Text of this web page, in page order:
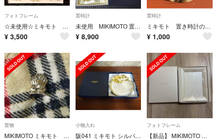
フォトフレーム
☆未使用☆ミキモト フォトフレーム
¥ 3,500
置時計
未使用 MIKIMOTO 置時計 パール付き
¥ 8,900
置時計
ミキモト 置き時計のムーブメント ジャンク品
¥ 1,000
置物
MIKIMOTO ミキモト パール真珠 ペーパースタンド 文鎮
小物入れ
阪041 ミキモト シルバートレー パール付き 美品
フォトフレーム
【新品】 MIKIMOTO フォトフレーム 写真立て ホワイトカラー 縦横使用可